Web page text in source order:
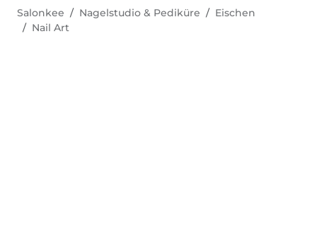
Salonkee Nagelstudio & Pediküre
Eischen
Nail Art